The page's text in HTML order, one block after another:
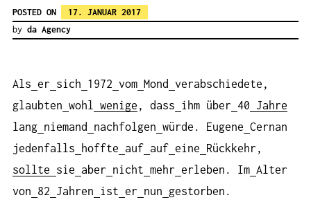
POSTED ON
17. JANUAR 2017
by da Agency
Als er sich 1972 vom Mond
verabschiedete,
glaubten wohl wenige , dass ihm über 40 Jahre
lang niemand nachfolgen würde. Eugene Cernan
jedenfalls
hoffte auf auf eine
Rückkehr,
sollte
sie aber nicht mehr erleben. Im Alter
von
82 Jahren ist er nun gestorben.